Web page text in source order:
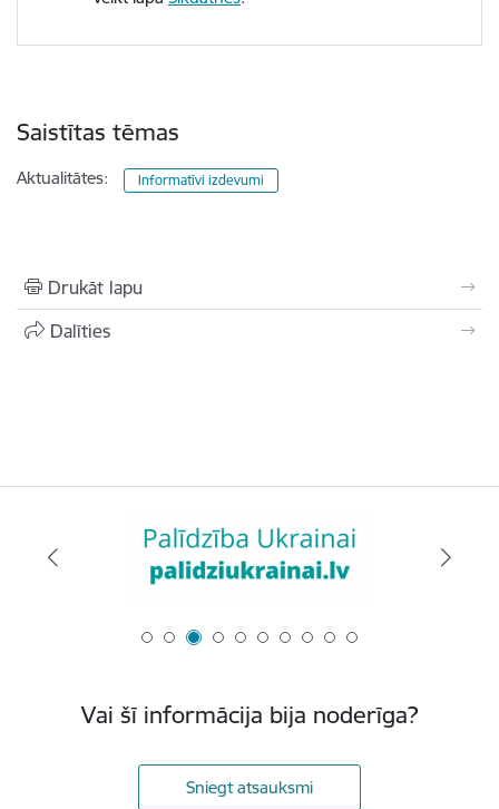
Saistītas tēmas
Aktualitātes: Informatīvi izdevumi
Drukāt lapu
Dalīties
Vai šī informācija bija noderīga?
Sniegt atsauksmi